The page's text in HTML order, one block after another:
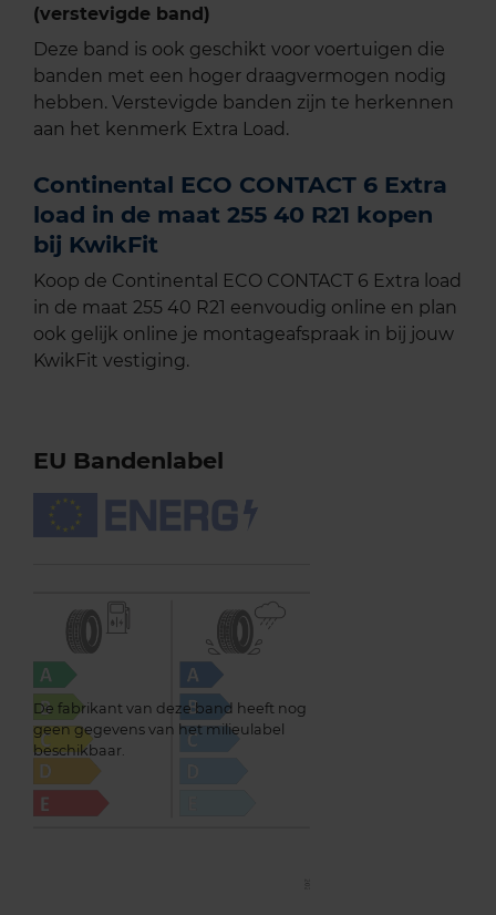
(verstevigde band)
Deze band is ook geschikt voor voertuigen die
banden met een hoger draagvermogen nodig
hebben. Verstevigde banden zijn te herkennen
aan het kenmerk Extra Load.
Continental ECO CONTACT 6 Extra
load in de maat 255 40 R21 kopen
bij KwikFit
Koop de Continental ECO CONTACT 6 Extra load
in de maat 255 40 R21 eenvoudig online en plan
ook gelijk online je montageafspraak in bij jouw
KwikFit vestiging.
EU Bandenlabel
De fabrikant van deze band heeft nog
geen gegevens van het milieulabel
beschikbaar.